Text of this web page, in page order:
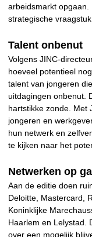
arbeidsmarkt
strategische
Talent onbenut
Volgens JINC-
hoeveel potentieel
talent van jongeren
uitdagingen onbenut.
hartstikke zonde. Met
jongeren en
hun netwerk en
te kijken naar het
Netwerken op
Aan de editie doen
Deloitte, Mastercard,
Koninklijke
Haarlem en Lelystad.
over een mogelijk